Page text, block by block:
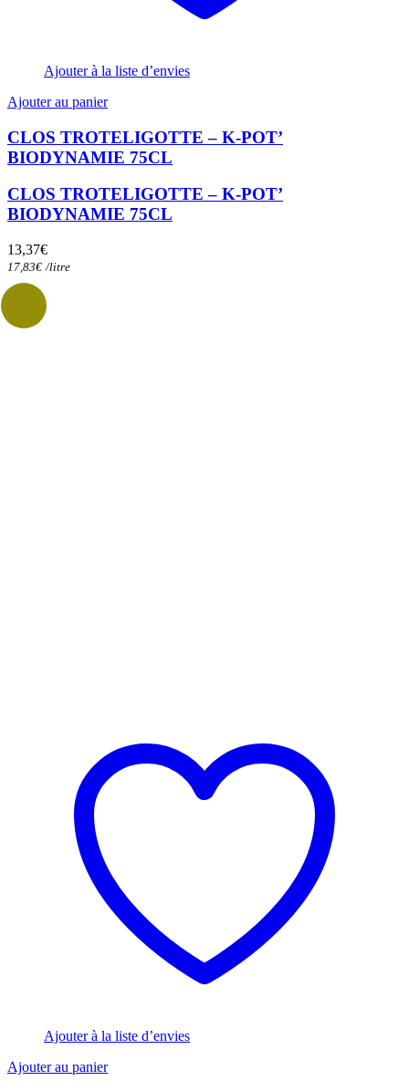
Ajouter à la liste d’envies
Ajouter au panier
CLOS TROTELIGOTTE – K-POT’
BIODYNAMIE 75CL
CLOS TROTELIGOTTE – K-POT’
BIODYNAMIE 75CL
13,37€
17,83€ /litre
Ajouter à la liste d’envies
Ajouter au panier